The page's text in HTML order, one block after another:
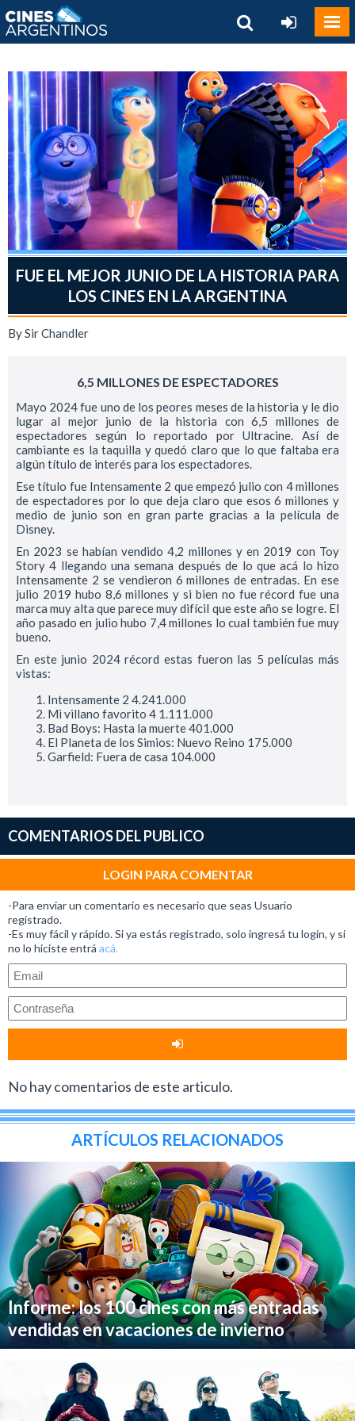
FUE EL MEJOR JUNIO DE LA HISTORIA PARA
LOS CINES EN LA ARGENTINA
By Sir Chandler
6,5 MILLONES DE ESPECTADORES
Mayo 2024 fue uno de los peores meses de la historia y le dio
lugar al mejor junio de la historia con 6,5 millones de
espectadores según lo reportado por Ultracine. Así de
cambiante es la taquilla y quedó claro que lo que faltaba era
algún título de interés para los espectadores.
Ese título fue Intensamente 2 que empezó julio con 4 millones
de espectadores por lo que deja claro que esos 6 millones y
medio de junio son en gran parte gracias a la película de
Disney.
En 2023 se habían vendido 4,2 millones y en 2019 con Toy
Story 4 llegando una semana después de lo que acá lo hizo
Intensamente 2 se vendieron 6 millones de entradas. En ese
julio 2019 hubo 8,6 millones y si bien no fue récord fue una
marca muy alta que parece muy difícil que este año se logre. El
año pasado en julio hubo 7,4 millones lo cual también fue muy
bueno.
En este junio 2024 récord estas fueron las 5 películas más
vistas:
Intensamente 2 4.241.000
Mi villano favorito 4 1.111.000
Bad Boys: Hasta la muerte 401.000
El Planeta de los Simios: Nuevo Reino 175.000
Garfield: Fuera de casa 104.000
COMENTARIOS DEL PUBLICO
LOGIN PARA COMENTAR
-Para enviar un comentario es necesario que seas Usuario
registrado.
-Es muy fácil y rápido. Si ya estás registrado, solo ingresá tu login, y si
no lo hiciste entrá acá.
No hay comentarios de este articulo.
ARTÍCULOS RELACIONADOS
Informe: los 100 cines con más entradas
vendidas en vacaciones de invierno